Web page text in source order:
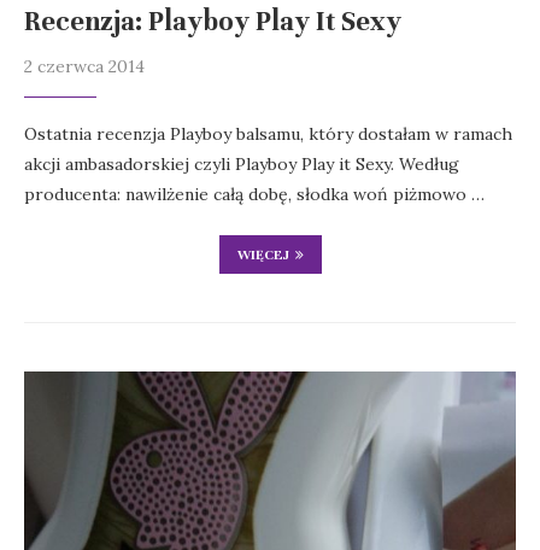
Recenzja: Playboy Play It Sexy
2 czerwca 2014
Ostatnia recenzja Playboy balsamu, który dostałam w ramach
akcji ambasadorskiej czyli Playboy Play it Sexy. Według
producenta: nawilżenie całą dobę, słodka woń piżmowo …
WIĘCEJ